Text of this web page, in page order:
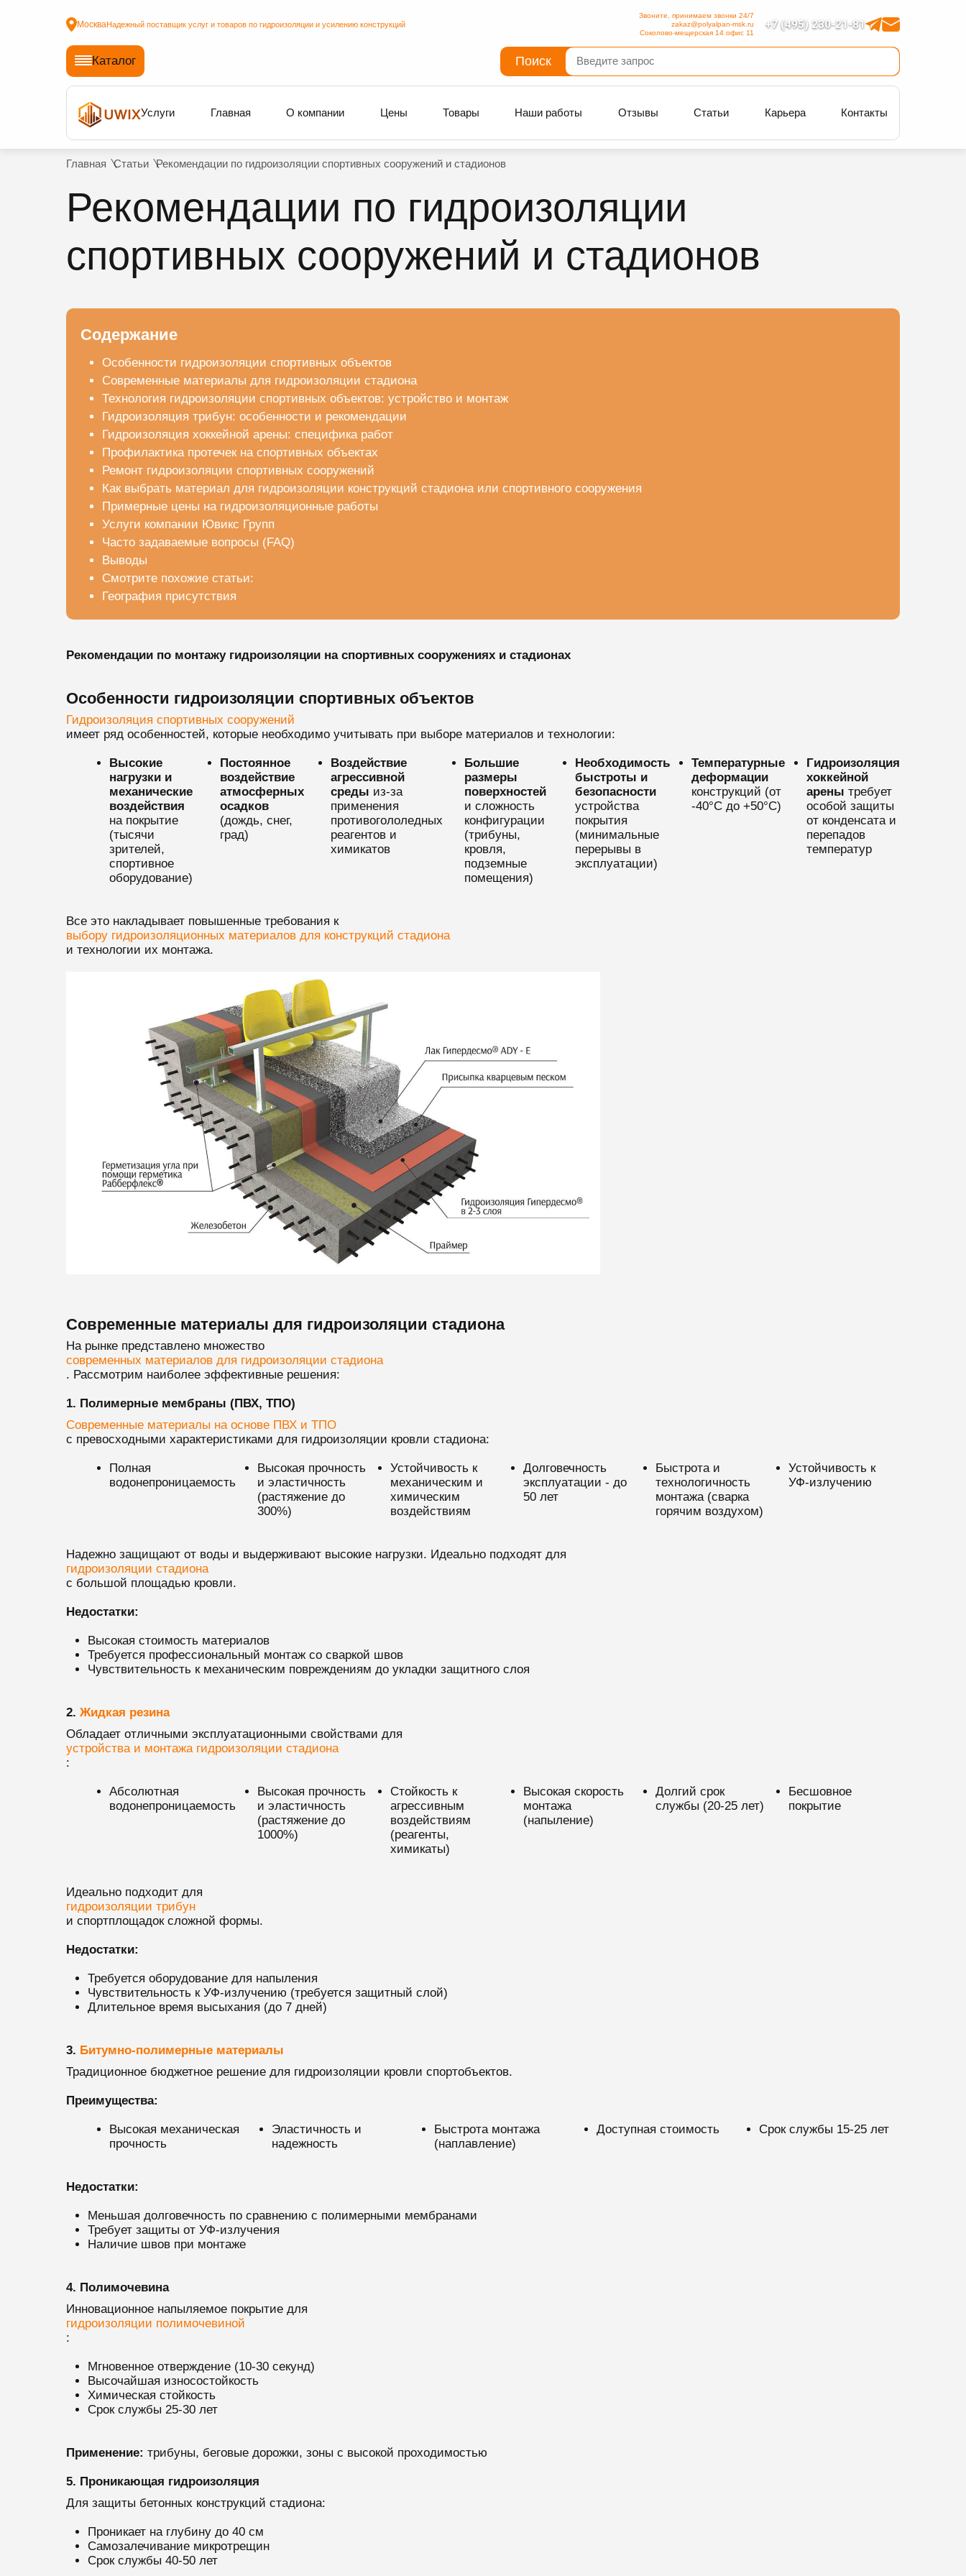
МоскваНадежный поставщик услуг и товаров по гидроизоляции и усилению конструкций +7 (495) 230-21-81
Звоните, принимаем звонки 24/7
zakaz@polyalpan-msk.ru
Соколово-мещерская 14 офис 11
Каталог Поиск
Услуги Главная О компании Цены Товары Наши работы Отзывы Статьи Карьера Контакты
Главная Статьи Рекомендации по гидроизоляции спортивных сооружений и стадионов
Рекомендации по гидроизоляции
спортивных сооружений и стадионов
Содержание
Особенности гидроизоляции спортивных объектов
Современные материалы для гидроизоляции стадиона
Технология гидроизоляции спортивных объектов: устройство и монтаж
Гидроизоляция трибун: особенности и рекомендации
Гидроизоляция хоккейной арены: специфика работ
Профилактика протечек на спортивных объектах
Ремонт гидроизоляции спортивных сооружений
Как выбрать материал для гидроизоляции конструкций стадиона или спортивного сооружения
Примерные цены на гидроизоляционные работы
Услуги компании Ювикс Групп
Часто задаваемые вопросы (FAQ)
Выводы
Смотрите похожие статьи:
География присутствия
Рекомендации по монтажу гидроизоляции на спортивных сооружениях и стадионах
Особенности гидроизоляции спортивных объектов
Гидроизоляция спортивных сооружений
имеет ряд особенностей, которые необходимо учитывать при выборе материалов и технологии:
Высокие
нагрузки и
механические
воздействия
на покрытие
(тысячи
зрителей,
спортивное
оборудование)
Постоянное
воздействие
атмосферных
осадков
(дождь, снег,
град)
Воздействие
агрессивной
среды из-за
применения
противогололедных
реагентов и
химикатов
Большие
размеры
поверхностей
и сложность
конфигурации
(трибуны,
кровля,
подземные
помещения)
Необходимость
быстроты и
безопасности
устройства
покрытия
(минимальные
перерывы в
эксплуатации)
Температурные
деформации
конструкций (от
-40°C до +50°C)
Гидроизоляция
хоккейной
арены требует
особой защиты
от конденсата и
перепадов
температур
Все это накладывает повышенные требования к
выбору гидроизоляционных материалов для конструкций стадиона
и технологии их монтажа.
Современные материалы для гидроизоляции стадиона
На рынке представлено множество
современных материалов для гидроизоляции стадиона
. Рассмотрим наиболее эффективные решения:
1. Полимерные мембраны (ПВХ, ТПО)
Современные материалы на основе ПВХ и ТПО
с превосходными характеристиками для гидроизоляции кровли стадиона:
Полная
водонепроницаемость
Высокая прочность
и эластичность
(растяжение до
300%)
Устойчивость к
механическим и
химическим
воздействиям
Долговечность
эксплуатации - до
50 лет
Быстрота и
технологичность
монтажа (сварка
горячим воздухом)
Устойчивость к
УФ-излучению
Надежно защищают от воды и выдерживают высокие нагрузки. Идеально подходят для
гидроизоляции стадиона
с большой площадью кровли.
Недостатки:
Высокая стоимость материалов
Требуется профессиональный монтаж со сваркой швов
Чувствительность к механическим повреждениям до укладки защитного слоя
2. Жидкая резина
Обладает отличными эксплуатационными свойствами для
устройства и монтажа гидроизоляции стадиона
:
Абсолютная
водонепроницаемость
Высокая прочность
и эластичность
(растяжение до
1000%)
Стойкость к
агрессивным
воздействиям
(реагенты,
химикаты)
Высокая скорость
монтажа
(напыление)
Долгий срок
службы (20-25 лет)
Бесшовное
покрытие
Идеально подходит для
гидроизоляции трибун
и спортплощадок сложной формы.
Недостатки:
Требуется оборудование для напыления
Чувствительность к УФ-излучению (требуется защитный слой)
Длительное время высыхания (до 7 дней)
3. Битумно-полимерные материалы
Традиционное бюджетное решение для гидроизоляции кровли спортобъектов.
Преимущества:
Высокая механическая
прочность
Эластичность и
надежность
Быстрота монтажа
(наплавление)
Доступная стоимость Срок службы 15-25 лет
Недостатки:
Меньшая долговечность по сравнению с полимерными мембранами
Требует защиты от УФ-излучения
Наличие швов при монтаже
4. Полимочевина
Инновационное напыляемое покрытие для
гидроизоляции полимочевиной
:
Мгновенное отверждение (10-30 секунд)
Высочайшая износостойкость
Химическая стойкость
Срок службы 25-30 лет
Применение: трибуны, беговые дорожки, зоны с высокой проходимостью
5. Проникающая гидроизоляция
Для защиты бетонных конструкций стадиона:
Проникает на глубину до 40 см
Самозалечивание микротрещин
Срок службы 40-50 лет